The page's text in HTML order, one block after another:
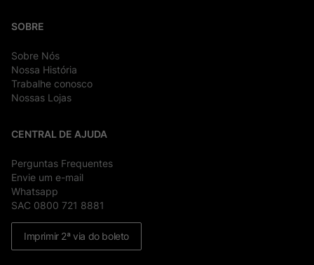
SOBRE
Sobre Nós
Nossa História
Trabalhe conosco
Nossas Lojas
CENTRAL DE AJUDA
Perguntas Frequentes
Envie um e-mail
Whatsapp
SAC 0800 721 8881
Imprimir 2ª via do boleto